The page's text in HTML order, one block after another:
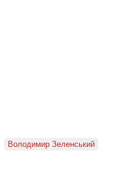
Володимир Зеленський